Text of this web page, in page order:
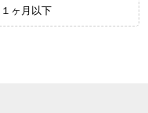
１ヶ月以下